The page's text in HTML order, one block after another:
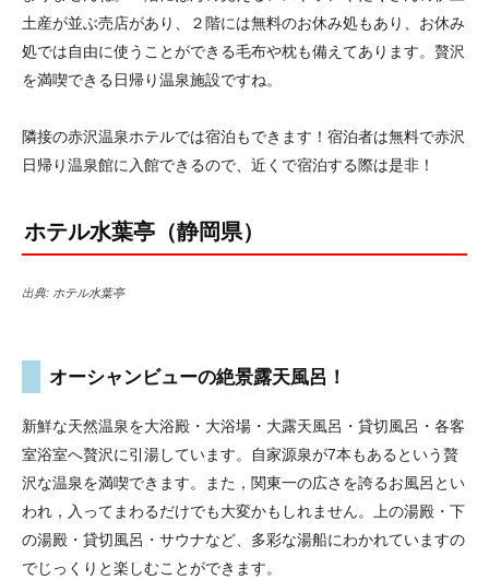
土産が並ぶ売店があり、２階には無料のお休み処もあり、お休み
処では自由に使うことができる毛布や枕も備えてあります。贅沢
を満喫できる日帰り温泉施設ですね。
隣接の赤沢温泉ホテルでは宿泊もできます！宿泊者は無料で赤沢
日帰り温泉館に入館できるので、近くで宿泊する際は是非！
ホテル水葉亭（静岡県）
出典: ホテル水葉亭
オーシャンビューの絶景露天風呂！
新鮮な天然温泉を大浴殿・大浴場・大露天風呂・貸切風呂・各客
室浴室へ贅沢に引湯しています。自家源泉が7本もあるという贅
沢な温泉を満喫できます。また，関東一の広さを誇るお風呂とい
われ，入ってまわるだけでも大変かもしれません。上の湯殿・下
の湯殿・貸切風呂・サウナなど、多彩な湯船にわかれていますの
でじっくりと楽しむことができます。